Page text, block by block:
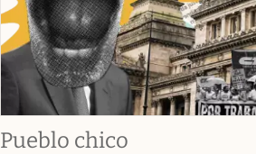
Pueblo chico